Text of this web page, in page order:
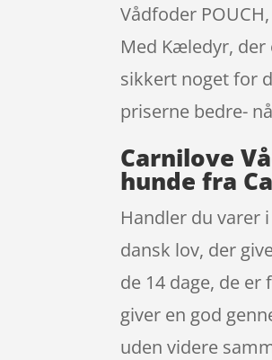
Vådfoder
Med Kæledyr,
sikkert noget for
priserne bedre-
Carnilove
hunde fra
Handler du varer
dansk lov, der
de 14 dage, de
giver en god
uden videre